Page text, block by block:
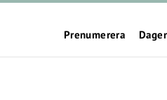
Prenumerera